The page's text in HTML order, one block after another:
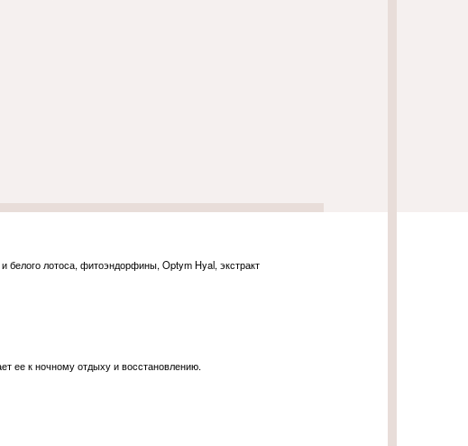
белого лотоса, фитоэндорфины, Optym Hyal, экстракт
ее к ночному отдыху и восстановлению.